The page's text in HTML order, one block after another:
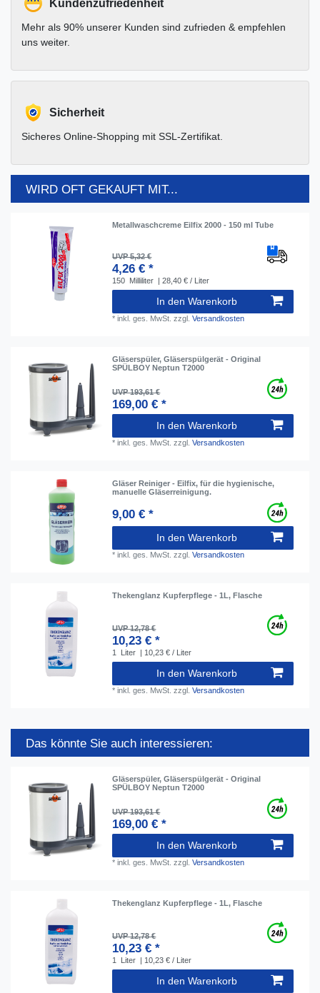
Kundenzufriedenheit
Mehr als 90% unserer Kunden sind zufrieden & empfehlen
uns weiter.
Sicherheit
Sicheres Online-Shopping mit SSL-Zertifikat.
WIRD OFT GEKAUFT MIT...
Metallwaschcreme Eilfix 2000 - 150 ml Tube
UVP 5,32 €
4,26 € *
150 Milliliter | 28,40 € / Liter
In den Warenkorb
*inkl. ges. MwSt. zzgl.Versandkosten
Gläserspüler, Gläserspülgerät - Original
SPÜLBOY Neptun T2000
UVP 193,61 €
169,00 € *
In den Warenkorb
*inkl. ges. MwSt. zzgl.Versandkosten
Gläser Reiniger - Eilfix, für die hygienische,
manuelle Gläserreinigung.
9,00 € *
In den Warenkorb
*inkl. ges. MwSt. zzgl.Versandkosten
Thekenglanz Kupferpflege - 1L, Flasche
UVP 12,78 €
10,23 € *
1 Liter | 10,23 € / Liter
In den Warenkorb
*inkl. ges. MwSt. zzgl.Versandkosten
Das könnte Sie auch interessieren:
Gläserspüler, Gläserspülgerät - Original
SPÜLBOY Neptun T2000
UVP 193,61 €
169,00 € *
In den Warenkorb
*inkl. ges. MwSt. zzgl.Versandkosten
Thekenglanz Kupferpflege - 1L, Flasche
UVP 12,78 €
10,23 € *
1 Liter | 10,23 € / Liter
In den Warenkorb